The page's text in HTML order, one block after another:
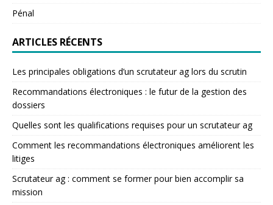
Pénal
ARTICLES RÉCENTS
Les principales obligations d’un scrutateur ag lors du scrutin
Recommandations électroniques : le futur de la gestion des
dossiers
Quelles sont les qualifications requises pour un scrutateur ag
Comment les recommandations électroniques améliorent les
litiges
Scrutateur ag : comment se former pour bien accomplir sa
mission